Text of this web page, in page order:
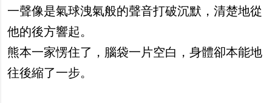
一聲像是氣球洩氣般的聲音打破沉默，清楚地從
他的後方響起。
熊本一家愣住了，腦袋一片空白，身體卻本能地
往後縮了一步。